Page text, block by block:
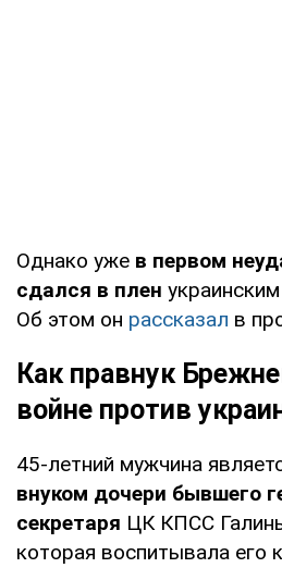
Однако уже в первом
сдался в плен
Об этом он рассказал в
Как правнук
войне против
45-летний мужчина
внуком дочери бывшего
секретаря ЦК КПСС
которая воспитывала его